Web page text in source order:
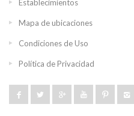
Establecimientos
Mapa de ubicaciones
Condiciones de Uso
Política de Privacidad